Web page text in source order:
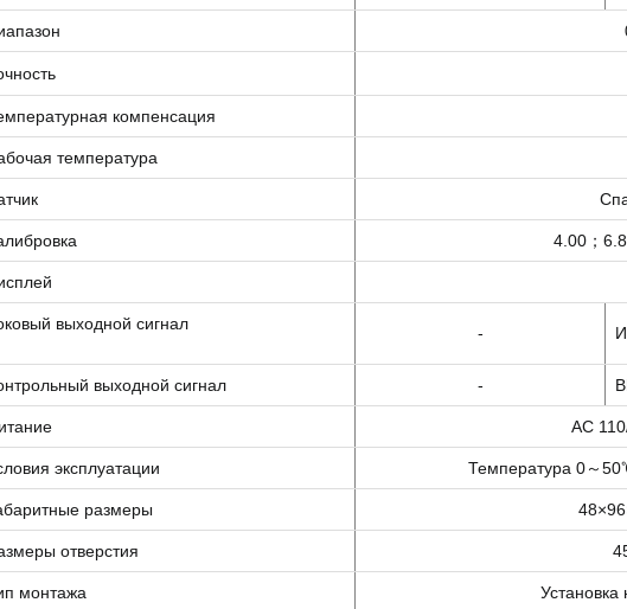
компенсация
температура
4.00；
выходной сигнал -
выходной сигнал -
AC
эксплуатации Температура 0～
размеры
отверстия
монтажа Установка